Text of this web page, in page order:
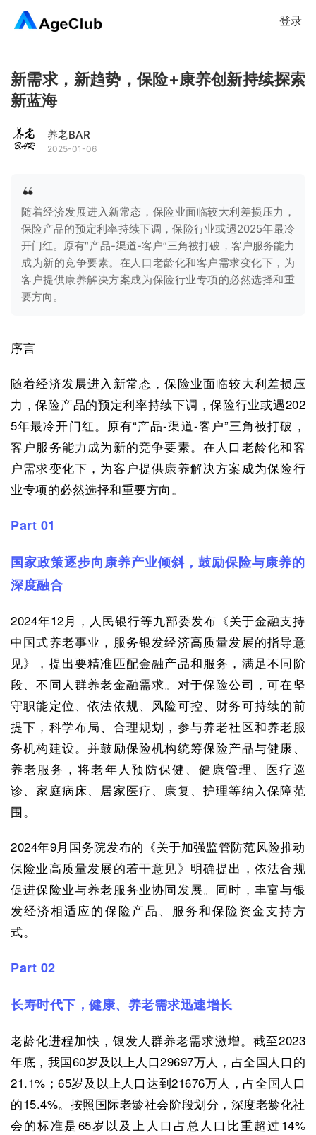
登录
新需求，新趋势，保险+康养创新持续探索
新蓝海
养老BAR
2025-01-06
随着经济发展进入新常态，保险业面临较大利差损压力，
保险产品的预定利率持续下调，保险行业或遇2025年最冷
开门红。原有“产品-渠道-客户”三角被打破，客户服务能力
成为新的竞争要素。在人口老龄化和客户需求变化下，为
客户提供康养解决方案成为保险行业专项的必然选择和重
要方向。
序言
随着经济发展进入新常态，保险业面临较大利差损压
力，保险产品的预定利率持续下调，保险行业或遇202
5年最冷开门红。原有“产品-渠道-客户”三角被打破，
客户服务能力成为新的竞争要素。在人口老龄化和客
户需求变化下，为客户提供康养解决方案成为保险行
业专项的必然选择和重要方向。
Part 01
国家政策逐步向康养产业倾斜，鼓励保险与康养的
深度融合
2024年12月，人民银行等九部委发布《关于金融支持
中国式养老事业，服务银发经济高质量发展的指导意
见》，提出要精准匹配金融产品和服务，满足不同阶
段、不同人群养老金融需求。对于保险公司，可在坚
守职能定位、依法依规、风险可控、财务可持续的前
提下，科学布局、合理规划，参与养老社区和养老服
务机构建设。并鼓励保险机构统筹保险产品与健康、
养老服务，将老年人预防保健、健康管理、医疗巡
诊、家庭病床、居家医疗、康复、护理等纳入保障范
围。
2024年9月国务院发布的《关于加强监管防范风险推动
保险业高质量发展的若干意见》明确提出，依法合规
促进保险业与养老服务业协同发展。同时，丰富与银
发经济相适应的保险产品、服务和保险资金支持方
式。
Part 02
长寿时代下，健康、养老需求迅速增长
老龄化进程加快，银发人群养老需求激增。截至2023
年底，我国60岁及以上人口29697万人，占全国人口的
21.1%；65岁及以上人口达到21676万人，占全国人口
的15.4%。按照国际老龄社会阶段划分，深度老龄化社
会的标准是65岁以及上人口占总人口比重超过14%